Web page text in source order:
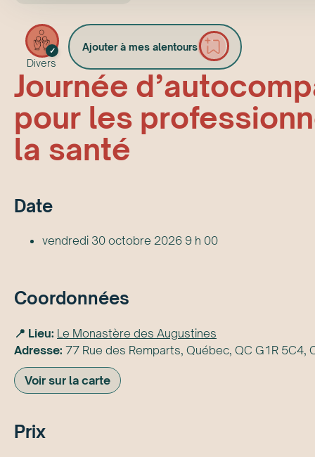
✓
Divers
Ajouter à mes alentours
Journée
pour les
la santé
Date
vendredi 30 octobre 2026 9 h 00
Coordonnées
📍 Lieu: Le Monastère des Augustines
Adresse: 77 Rue des Remparts, Québec, QC G1R 5C4,
Voir sur la carte
Prix